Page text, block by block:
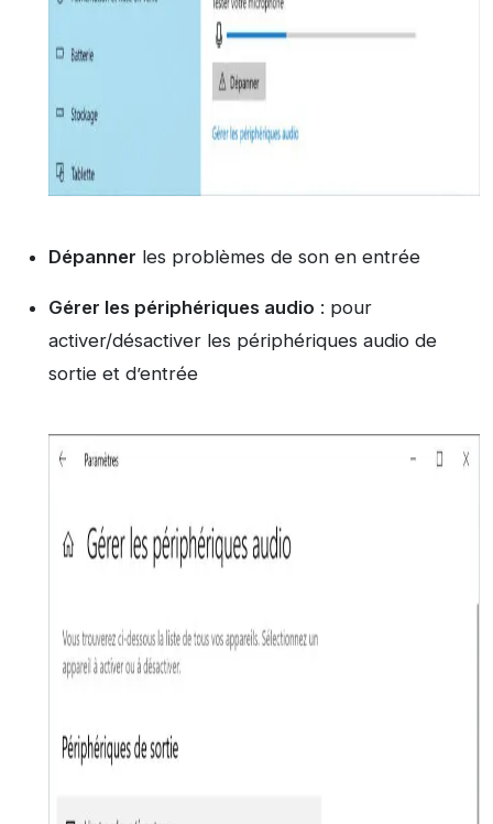
Dépanner les problèmes de son en entrée
Gérer les périphériques audio : pour
activer/désactiver les périphériques audio de
sortie et d’entrée